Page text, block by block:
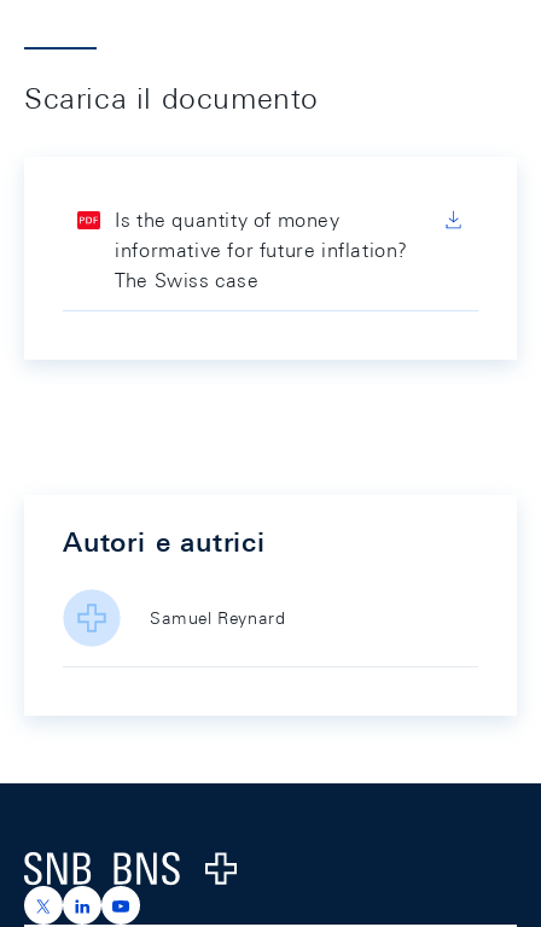
Scarica il documento
Is the quantity of money
informative for future inflation?
The Swiss case
Autori e autrici
Samuel Reynard
Logo
https://x.com/snb_bns
https://ch.linkedin.com/company/swiss-national-
https://www.youtube.com/@swissnationalbank